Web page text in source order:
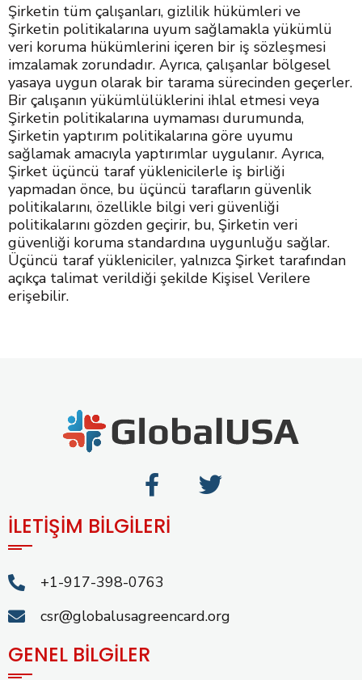
Şirketin tüm çalışanları, gizlilik hükümleri ve
Şirketin politikalarına uyum sağlamakla yükümlü
veri koruma hükümlerini içeren bir iş sözleşmesi
imzalamak zorundadır. Ayrıca, çalışanlar bölgesel
yasaya uygun olarak bir tarama sürecinden geçerler.
Bir çalışanın yükümlülüklerini ihlal etmesi veya
Şirketin politikalarına uymaması durumunda,
Şirketin yaptırım politikalarına göre uyumu
sağlamak amacıyla yaptırımlar uygulanır. Ayrıca,
Şirket üçüncü taraf yüklenicilerle iş birliği
yapmadan önce, bu üçüncü tarafların güvenlik
politikalarını, özellikle bilgi veri güvenliği
politikalarını gözden geçirir, bu, Şirketin veri
güvenliği koruma standardına uygunluğu sağlar.
Üçüncü taraf yükleniciler, yalnızca Şirket tarafından
açıkça talimat verildiği şekilde Kişisel Verilere
erişebilir.
İLETİŞİM BİLGİLERİ
+1-917-398-0763
csr@globalusagreencard.org
GENEL BİLGİLER